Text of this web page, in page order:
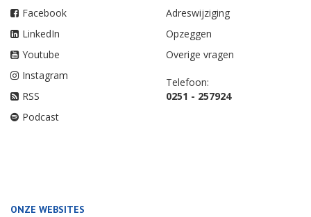
Facebook
LinkedIn
Youtube
Instagram
RSS
Podcast
Adreswijziging
Opzeggen
Overige vragen
Telefoon:
0251 - 257924
ONZE WEBSITES